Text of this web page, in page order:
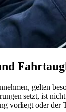
gelten
setzt, ist
vorliegt oder